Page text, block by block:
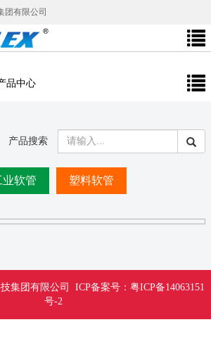
团有限公司
品中心
产品搜索
业软管 塑料软管
集团有限公司 ICP备案号：粤ICP备14063151
号-2